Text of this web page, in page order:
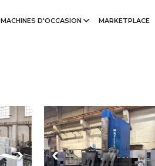
MACHINES D'OCCASION MARKETPLACE
› ‹